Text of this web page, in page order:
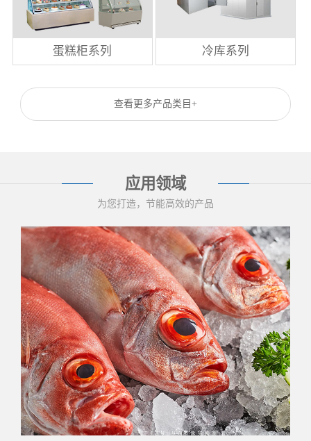
蛋糕柜系列 冷库系列
查看更多产品类目+
应用领域
为您打造，节能高效的产品